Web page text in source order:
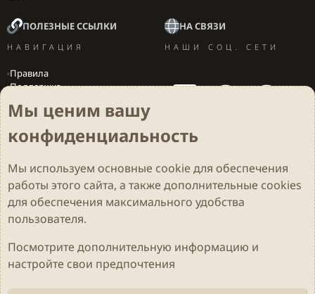
ПОЛЕЗНЫЕ ССЫЛКИ
НАВИГАЦИЯ
Правила
Поддержка
Локализация игр
НА СВЯЗИ
НАШИ СОЦ. СЕТИ
Cookies Darkdale - Основа [v.2.3.2 rc1] 🔥
Русский (RU)
Обратная связь
Условия и правила
Политика конфиденциальности
Помощь
R
ЛокализацияLiaNdrY
Мы ценим вашу
конфиденциальность
Мы используем основные cookieдля обеспечения
работы этого сайта, а также дополнительные cookies
для обеспечения максимального удобства
пользователя.
Посмотрите дополнительную информацию и
настройте свои предпочтения